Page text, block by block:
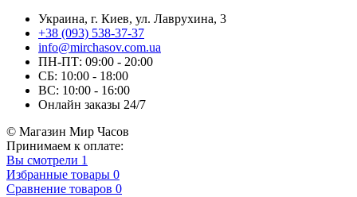
Украина, г. Киев, ул. Лаврухина, 3
+38 (093) 538-37-37
info@mirchasov.com.ua
ПН-ПТ: 09:00 - 20:00
СБ: 10:00 - 18:00
ВС: 10:00 - 16:00
Онлайн заказы 24/7
© Магазин Мир Часов
Принимаем к оплате:
Вы смотрели 1
Избранные товары 0
Сравнение товаров 0